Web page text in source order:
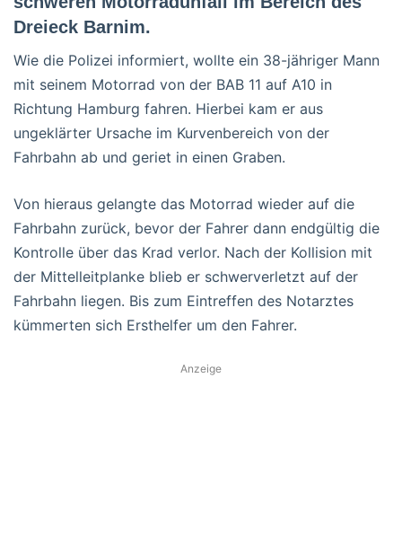
Dreieck Barnim.
Wie die Polizei informiert, wollte ein 38-jähriger Mann
mit seinem Motorrad von der BAB 11 auf A10 in
Richtung Hamburg fahren. Hierbei kam er aus
ungeklärter Ursache im Kurvenbereich von der
Fahrbahn ab und geriet in einen Graben.
Von hieraus gelangte das Motorrad wieder auf die
Fahrbahn zurück, bevor der Fahrer dann endgültig die
Kontrolle über das Krad verlor. Nach der Kollision mit
der Mittelleitplanke blieb er schwerverletzt auf der
Fahrbahn liegen. Bis zum Eintreffen des Notarztes
kümmerten sich Ersthelfer um den Fahrer.
Anzeige